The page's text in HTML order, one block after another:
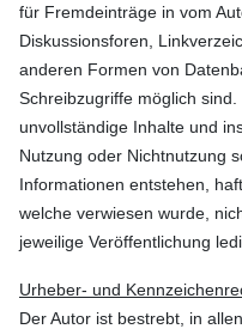
für Fremdeinträge in vom
Diskussionsforen,
anderen Formen von
Schreibzugriffe möglich
unvollständige Inhalte und
Nutzung oder Nichtnutzung
Informationen entstehen,
welche verwiesen wurde,
jeweilige Veröffentlichung
Urheber- und
Der Autor ist bestrebt, in